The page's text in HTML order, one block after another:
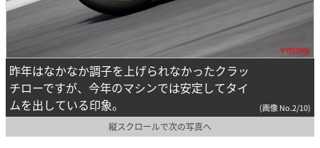
昨年はなかなか調子を上げられなかったクラッ
チローですが、今年のマシンでは安定してタイ
ムを出している印象。
(画像 No.2/10)
縦スクロールで次の写真へ